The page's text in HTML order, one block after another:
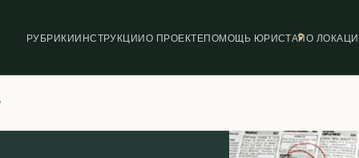
РУБРИКИИНСТРУКЦИИО ПРОЕКТЕПОМОЩЬ ЮРИСТАПО